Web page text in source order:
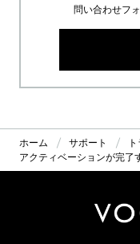
問い合わせフ
ホーム サポート
アクティベーションが完了